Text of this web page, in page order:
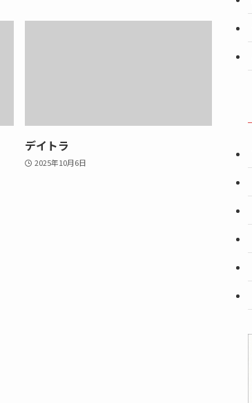
デイトラ
2025年10月6日